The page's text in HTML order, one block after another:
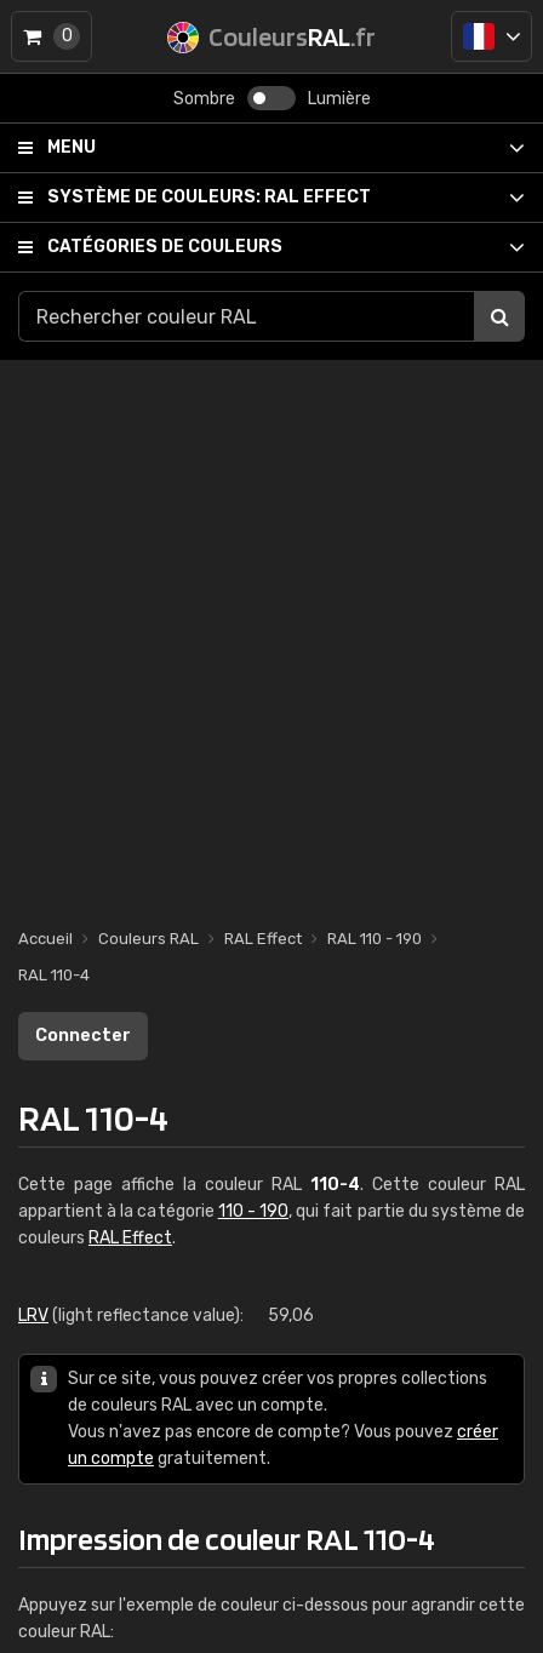
CouleursRAL.fr
Sombre Lumière
MENU
SYSTÈME DE COULEURS: RAL EFFECT
CATÉGORIES DE COULEURS
0
Accueil Couleurs RAL RAL Effect
RAL 110 - 190
RAL 110-4
Connecter
RAL 110-4
Cette page affiche la couleur RAL 110-4. Cette couleur RAL
appartient à la catégorie 110 - 190, qui fait partie du système de
couleurs RAL Effect.
LRV(light reflectance value): 59,06
Sur ce site, vous pouvez créer vos propres collections
de couleurs RAL avec un compte.
Vous n'avez pas encore de compte? Vous pouvez créer
un compte gratuitement.
Impression de couleur RAL 110-4
Appuyez sur l'exemple de couleur ci-dessous pour agrandir cette
couleur RAL: